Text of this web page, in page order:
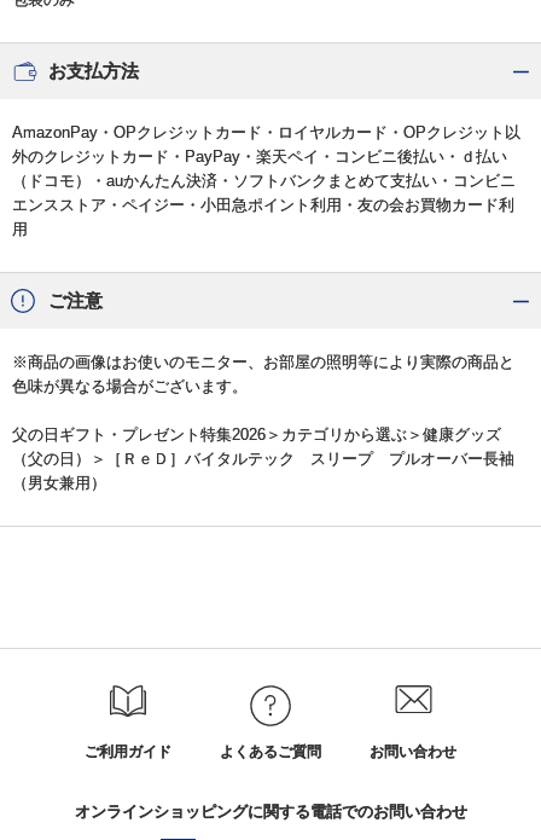
お支払方法
AmazonPay・OPクレジットカード・ロイヤルカード・OPクレジット以
外のクレジットカード・PayPay・楽天ペイ・コンビニ後払い・ｄ払い
（ドコモ）・auかんたん決済・ソフトバンクまとめて支払い・コンビニ
エンスストア・ペイジー・小田急ポイント利用・友の会お買物カード利
用
ご注意
※商品の画像はお使いのモニター、お部屋の照明等により実際の商品と
色味が異なる場合がございます。
父の日ギフト・プレゼント特集2026 ＞カテゴリから選ぶ＞ 健康グッズ
（父の日）
＞［ＲｅＤ］バイタルテック スリープ プルオーバー長袖
（男女兼用）
ご利用ガイド よくあるご質問 お問い合わせ
オンラインショッピングに関する電話でのお問い合わせ